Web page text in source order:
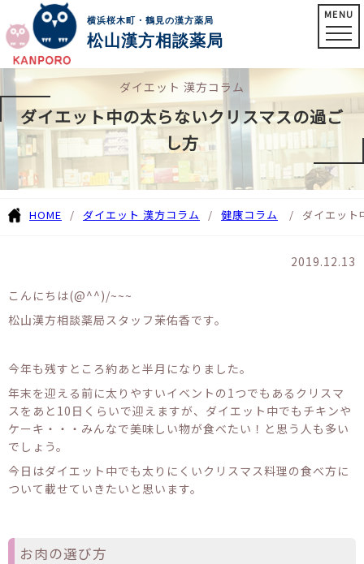
横浜桜木町・鶴見の漢方薬局
松山漢方相談薬局
MENU
ダイエット 漢方コラム
ダイエット中の太らないクリスマスの過ご
し方
HOME ダイエット 漢方コラム 健康コラム ダイエット
2019.12.13
こんにちは(@^^)/~~~
松山漢方相談薬局スタッフ茉佑香です。
今年も残すところ約あと半月になりました。
年末を迎える前に太りやすいイベントの1つでもあるクリスマ
スをあと10日くらいで迎えますが、ダイエット中でもチキンや
ケーキ・・・みんなで美味しい物が食べたい！と思う人も多い
でしょう。
今日はダイエット中でも太りにくいクリスマス料理の食べ方に
ついて載せていきたいと思います。
お肉の選び方